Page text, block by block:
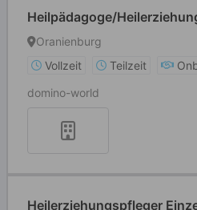
Heilpädagoge/
Oranienburg
Vollzeit
Teilzeit
domino-world
Heilerziehungspfleger